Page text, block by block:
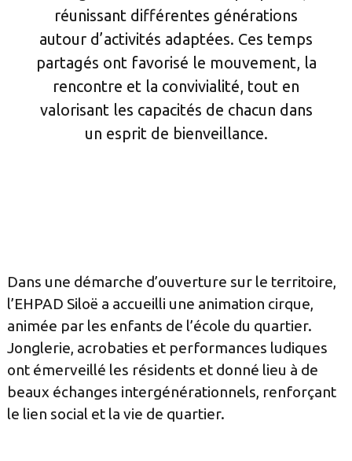
réunissant différentes générations
autour d’activités adaptées. Ces temps
partagés ont favorisé le mouvement, la
rencontre et la convivialité, tout en
valorisant les capacités de chacun dans
un esprit de bienveillance.
Dans une démarche d’ouverture sur le territoire,
l’EHPAD Siloë a accueilli une animation cirque,
animée par les enfants de l’école du quartier.
Jonglerie, acrobaties et performances ludiques
ont émerveillé les résidents et donné lieu à de
beaux échanges intergénérationnels, renforçant
le lien social et la vie de quartier.